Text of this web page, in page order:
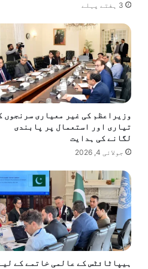
شوکت علی کا میانوالی کا
ر
ز
ب
ن
ا
ک
ر
آ
3 ہفتے پہلے
وزیراعظم کی غیر معیاری سرنجوں
تیاری اور استعمال پر پابندی
لگانے کی ہدایت
جولائی 4, 2026
ہیپاٹائٹس کے عالمی خاتمے کے